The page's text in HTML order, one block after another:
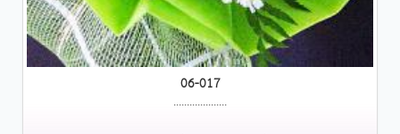
06-017
....................